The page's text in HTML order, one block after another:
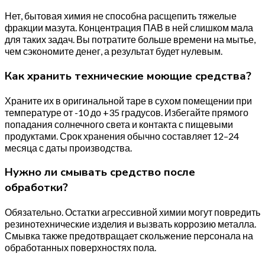
Нет, бытовая химия не способна расщепить тяжелые
фракции мазута. Концентрация ПАВ в ней слишком мала
для таких задач. Вы потратите больше времени на мытье,
чем сэкономите денег, а результат будет нулевым.
Как хранить технические моющие средства?
Храните их в оригинальной таре в сухом помещении при
температуре от -10 до +35 градусов. Избегайте прямого
попадания солнечного света и контакта с пищевыми
продуктами. Срок хранения обычно составляет 12–24
месяца с даты производства.
Нужно ли смывать средство после
обработки?
Обязательно. Остатки агрессивной химии могут повредить
резинотехнические изделия и вызвать коррозию металла.
Смывка также предотвращает скольжение персонала на
обработанных поверхностях пола.